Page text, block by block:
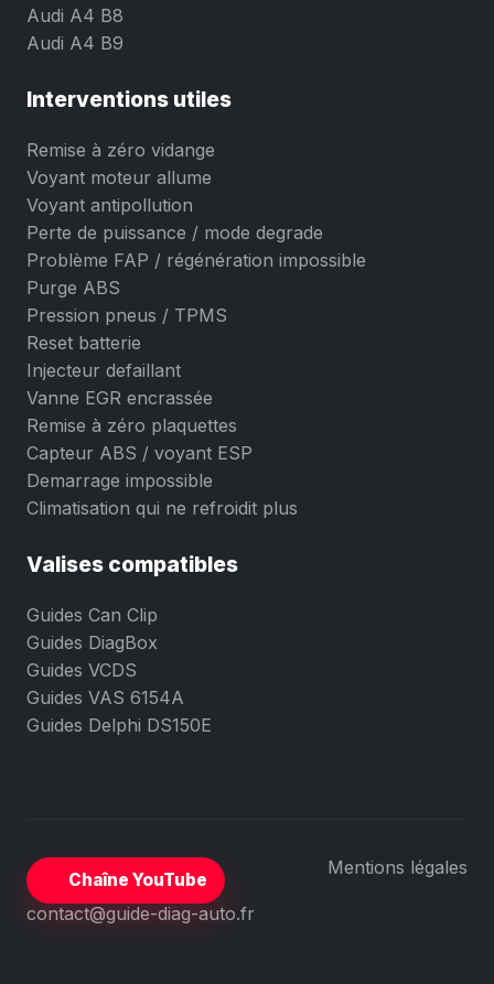
Audi A4 B8
Audi A4 B9
Interventions utiles
Remise à zéro vidange
Voyant moteur allume
Voyant antipollution
Perte de puissance / mode degrade
Problème FAP / régénération impossible
Purge ABS
Pression pneus / TPMS
Reset batterie
Injecteur defaillant
Vanne EGR encrassée
Remise à zéro plaquettes
Capteur ABS / voyant ESP
Demarrage impossible
Climatisation qui ne refroidit plus
Valises compatibles
Guides Can Clip
Guides DiagBox
Guides VCDS
Guides VAS 6154A
Guides Delphi DS150E
Chaîne YouTube
Mentions légales
contact@guide-diag-auto.fr